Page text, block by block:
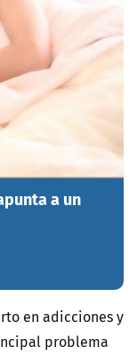
a un
en adicciones y
problema